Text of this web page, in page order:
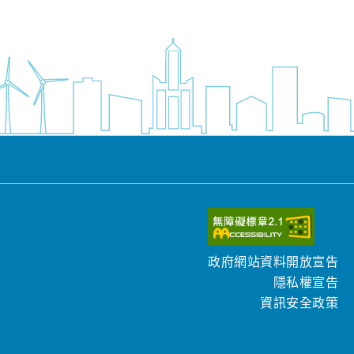
政府網站資料開放宣告
隱私權宣告
資訊安全政策